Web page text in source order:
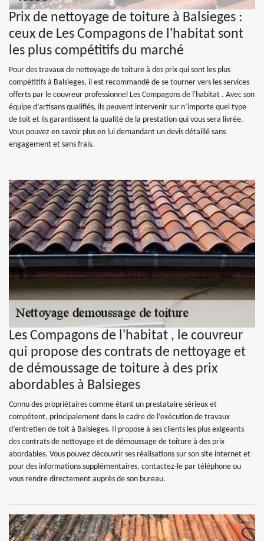
Prix de nettoyage de toiture à Balsieges :
ceux de Les Compagons de l'habitat sont
les plus compétitifs du marché
Pour des travaux de nettoyage de toiture à des prix qui sont les plus
compétitifs à Balsieges, il est recommandé de se tourner vers les services
offerts par le couvreur professionnel Les Compagons de l'habitat . Avec son
équipe d’artisans qualifiés, ils peuvent intervenir sur n’importe quel type
de toit et ils garantissent la qualité de la prestation qui vous sera livrée.
Vous pouvez en savoir plus en lui demandant un devis détaillé sans
engagement et sans frais.
Les Compagons de l'habitat , le couvreur
qui propose des contrats de nettoyage et
de démoussage de toiture à des prix
abordables à Balsieges
Connu des propriétaires comme étant un prestataire sérieux et
compétent, principalement dans le cadre de l’exécution de travaux
d’entretien de toit à Balsieges. Il propose à ses clients les plus exigeants
des contrats de nettoyage et de démoussage de toiture à des prix
abordables. Vous pouvez découvrir ses réalisations sur son site internet et
pour des informations supplémentaires, contactez-le par téléphone ou
vous rendre directement auprès de son bureau.